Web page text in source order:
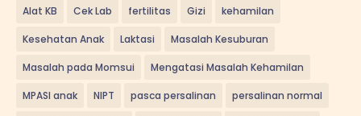
Alat KB Cek Lab fertilitas Gizi kehamilan
Kesehatan Anak Laktasi Masalah Kesuburan
Masalah pada Momsui Mengatasi Masalah Kehamilan
MPASI anak NIPT pasca persalinan persalinan normal